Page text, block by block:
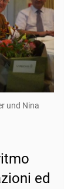
und Nina
ed